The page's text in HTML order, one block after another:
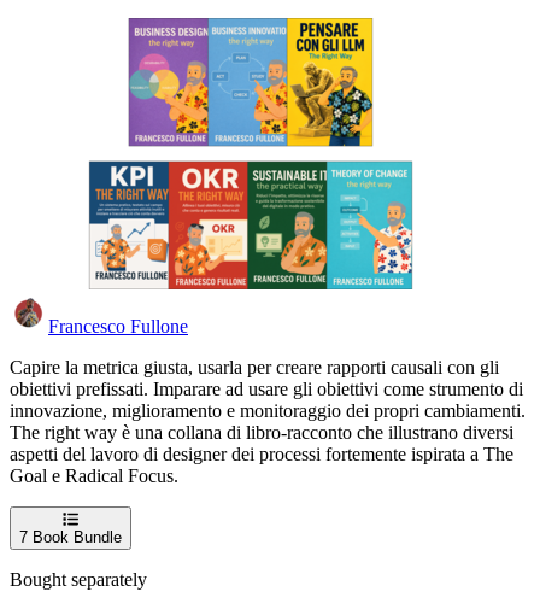
Francesco Fullone
Capire la metrica giusta, usarla per creare rapporti causali con gli
obiettivi prefissati. Imparare ad usare gli obiettivi come strumento di
innovazione, miglioramento e monitoraggio dei propri cambiamenti.
The right way è una collana di libro-racconto che illustrano diversi
aspetti del lavoro di designer dei processi fortemente ispirata a The
Goal e Radical Focus.
7 Book Bundle
Bought separately